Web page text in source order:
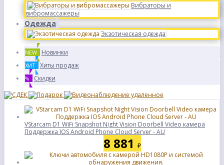
Вибраторы и
вибромассажеры
Одежда
Экзотическая одежда
NEW Новинки
ХИТ Хиты продаж
% Скидки
VStarcam D1 WiFi Snapshot Night Vision Doorbell Video камера
Поддержка IOS Android Phone Cloud Server - AU
8 881 ₽